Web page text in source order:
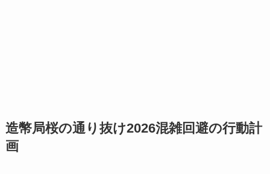
造幣局桜の通り抜け2026混雑回避の行動計
画